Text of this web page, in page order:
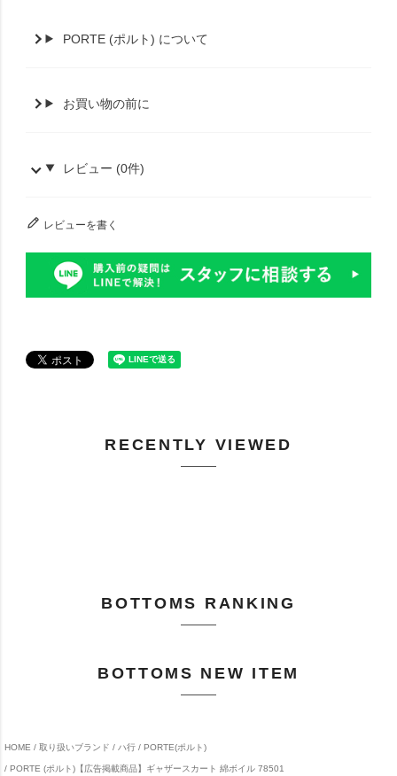
PORTE (ポルト) について
お買い物の前に
レビュー (0件)
レビューを書く
RECENTLY VIEWED
BOTTOMS RANKING
BOTTOMS NEW ITEM
HOME 取り扱いブランド ハ行 PORTE(ポルト)
PORTE (ポルト)【広告掲載商品】ギャザースカート 綿ボイル 78501